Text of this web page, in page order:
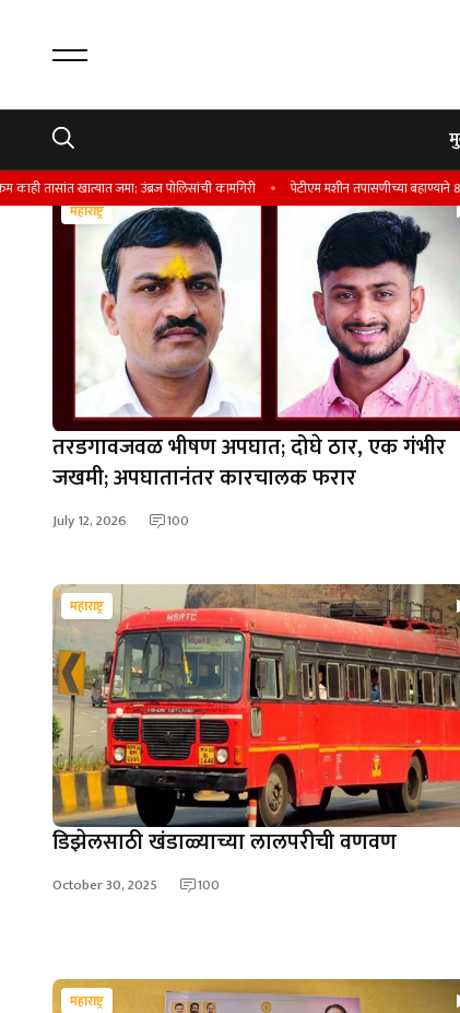
खात्यात जमा; उंब्रज पोलिसांची कामगिरी पेटीएम मशीन तपासणीच्या बहाण्याने 8.25
महाराष्ट्र
तरडगावजवळ भीषण अपघात; दोघे ठार, एक गंभीर
जखमी; अपघातानंतर कारचालक फरार
July 12, 2026 100
महाराष्ट्र
डिझेलसाठी खंडाळ्याच्या लालपरीची वणवण
October 30, 2025 100
महाराष्ट्र